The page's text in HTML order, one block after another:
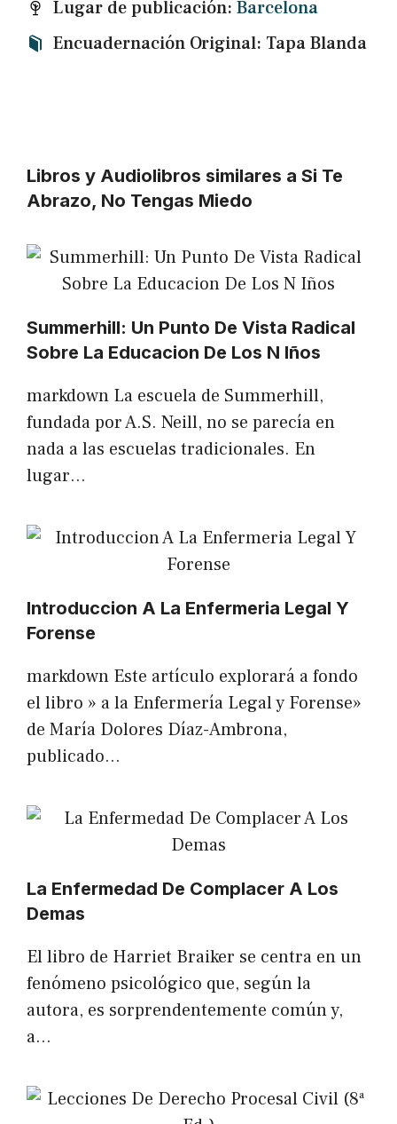
Lugar de publicación: Barcelona
Encuadernación Original: Tapa Blanda
Libros y Audiolibros similares a Si Te
Abrazo, No Tengas Miedo
Summerhill: Un Punto De Vista Radical
Sobre La Educacion De Los N Iños
markdown La escuela de Summerhill,
fundada por A.S. Neill, no se parecía en
nada a las escuelas tradicionales. En
lugar…
Introduccion A La Enfermeria Legal Y
Forense
markdown Este artículo explorará a fondo
el libro » a la Enfermería Legal y Forense»
de María Dolores Díaz-Ambrona,
publicado…
La Enfermedad De Complacer A Los
Demas
El libro de Harriet Braiker se centra en un
fenómeno psicológico que, según la
autora, es sorprendentemente común y,
a…